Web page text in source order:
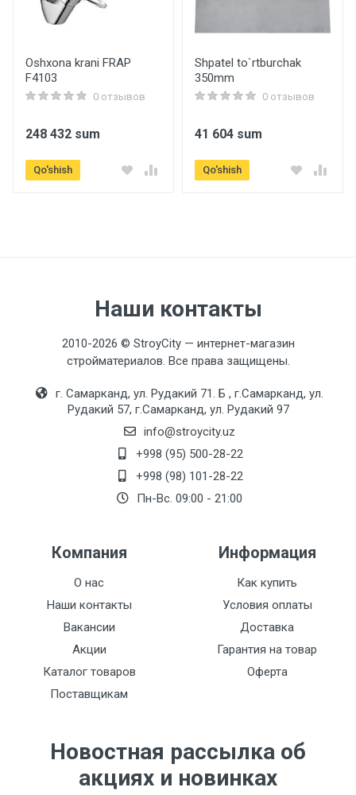
Oshxona krani FRAP
F4103
0 отзывов
248 432 sum
Qo'shish
Shpatel to`rtburchak
350mm
0 отзывов
41 604 sum
Qo'shish
Наши контакты
2010-2026 © StroyCity — интернет-магазин
стройматериалов. Все права защищены.
г. Самарканд, ул. Рудакий 71. Б , г.Самарканд, ул.
Рудакий 57, г.Самарканд, ул. Рудакий 97
info@stroycity.uz
+998 (95) 500-28-22
+998 (98) 101-28-22
Пн-Вс. 09:00 - 21:00
Компания
О нас
Наши контакты
Вакансии
Акции
Каталог товаров
Поставщикам
Информация
Как купить
Условия оплаты
Доставка
Гарантия на товар
Оферта
Новостная рассылка об
акциях и новинках